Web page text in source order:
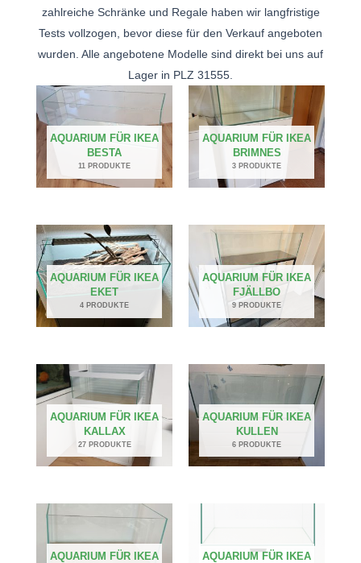
zahlreiche Schränke und Regale haben wir langfristige
Tests vollzogen, bevor diese für den Verkauf angeboten
wurden. Alle angebotene Modelle sind direkt bei uns auf
Lager in PLZ 31555.
AQUARIUM FÜR IKEA
BESTA
11 PRODUKTE
AQUARIUM FÜR IKEA
BRIMNES
3 PRODUKTE
AQUARIUM FÜR IKEA
EKET
4 PRODUKTE
AQUARIUM FÜR IKEA
FJÄLLBO
9 PRODUKTE
AQUARIUM FÜR IKEA
KALLAX
27 PRODUKTE
AQUARIUM FÜR IKEA
KULLEN
6 PRODUKTE
AQUARIUM FÜR IKEA
AQUARIUM FÜR IKEA